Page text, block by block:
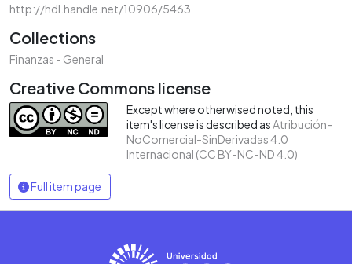
http://hdl.handle.net/10906/5463
Collections
Finanzas - General
Creative Commons license
Except where otherwised noted, this
item's license is described asAtribución-
NoComercial-SinDerivadas 4.0
Internacional (CC BY-NC-ND 4.0)
Full item page